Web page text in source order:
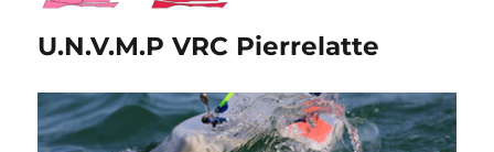
U.N.V.M.P VRC Pierrelatte